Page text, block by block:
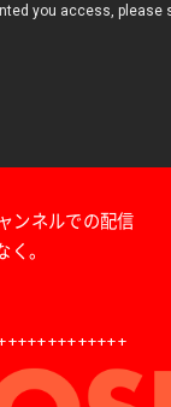
ンネルでの配信
。